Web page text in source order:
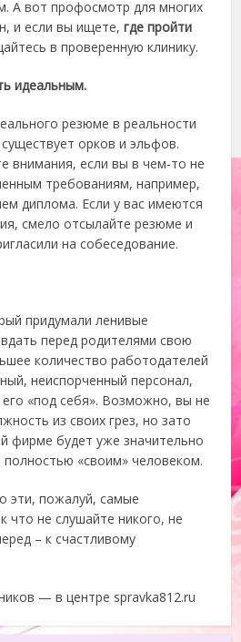
А вот профосмотр для многих
и если вы ищете,где пройти
в проверенную клинику.
идеальным.
резюме в реальности
орков и эльфов.
внимания, если вы в чем-то не
требованиям, например,
диплома. Если у вас имеются
смело отсылайте резюме и
на собеседование.
придумали ленивые
перед родителями свою
количество работодателей
неиспорченный персонал,
«под себя». Возможно, вы не
из своих грез, но зато
фирме будет уже значительно
«своим» человеком.
эти, пожалуй, самые
что не слушайте никого, не
– к счастливому
— в центре spravka812.ru